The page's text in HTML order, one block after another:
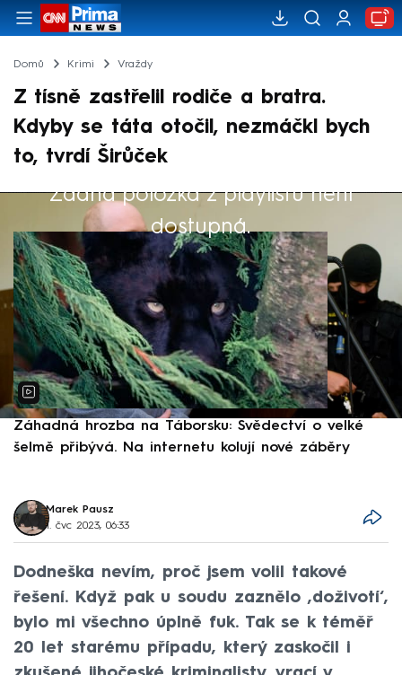
Domů Krimi Vraždy
Z tísně zastřelil rodiče a bratra.
Kdyby se táta otočil, nezmáčkl bych
to, tvrdí Širůček
Žádná položka z playlistu není
dostupná.
Výběr redakce
Záhadná hrozba na Táborsku: Svědectví o velké
šelmě přibývá. Na internetu kolují nové záběry
Marek Pausz
1. čvc 2023, 06:33
Dodneška nevím, proč jsem volil takové
řešení. Když pak u soudu zaznělo ‚doživotí‘,
bylo mi všechno úplně fuk. Tak se k téměř
20 let starému případu, který zaskočil i